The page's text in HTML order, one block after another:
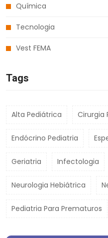
Química
Tecnologia
Vest FEMA
Tags
Alta Pediátrica Cirurgia
Endócrino Pediatria
Geriatria Infectologia
Neurologia Hebiátrica
Pediatria Para Prematuros